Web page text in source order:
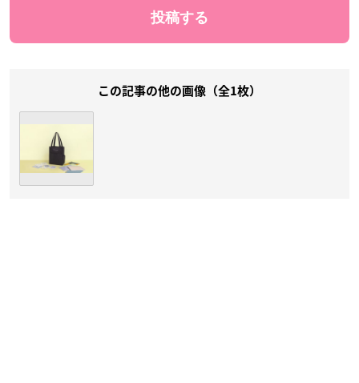
この記事の他の画像（全1枚）